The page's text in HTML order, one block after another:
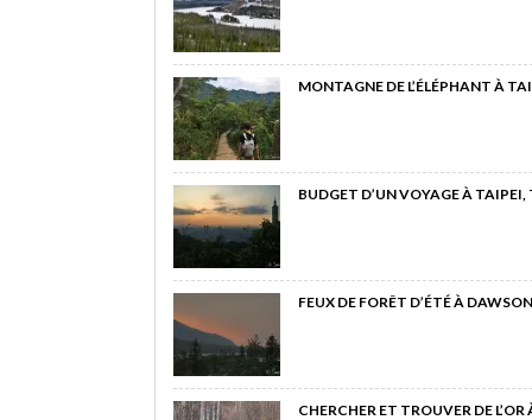
MONTAGNE DE L’ÉLÉPHANT À
BUDGET D’UN VOYAGE À
FEUX DE FORÊT D’ÉTÉ À
CHERCHER ET TROUVER DE